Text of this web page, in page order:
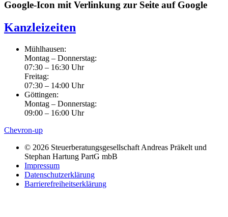
Google-Icon mit Verlinkung zur Seite auf Google
Kanzleizeiten
Mühlhausen:
Montag – Donnerstag:
07:30 – 16:30 Uhr
Freitag:
07:30 – 14:00 Uhr
Göttingen:
Montag – Donnerstag:
09:00 – 16:00 Uhr
Chevron-up
© 2026 Steuerberatungsgesellschaft Andreas Präkelt und
Stephan Hartung PartG mbB
Impressum
Datenschutzerklärung
Barrierefreiheitserklärung